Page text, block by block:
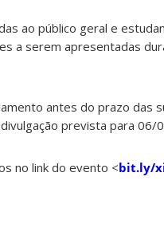
ao público geral e
a serem apresentadas
antes do prazo das
prevista para 06/
no link do evento <bit.ly/